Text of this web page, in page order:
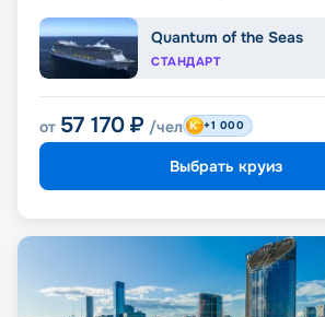
Quantum of the Seas
СТАНДАРТ
от 57 170 ₽ /чел +1 000
Выбрать круиз